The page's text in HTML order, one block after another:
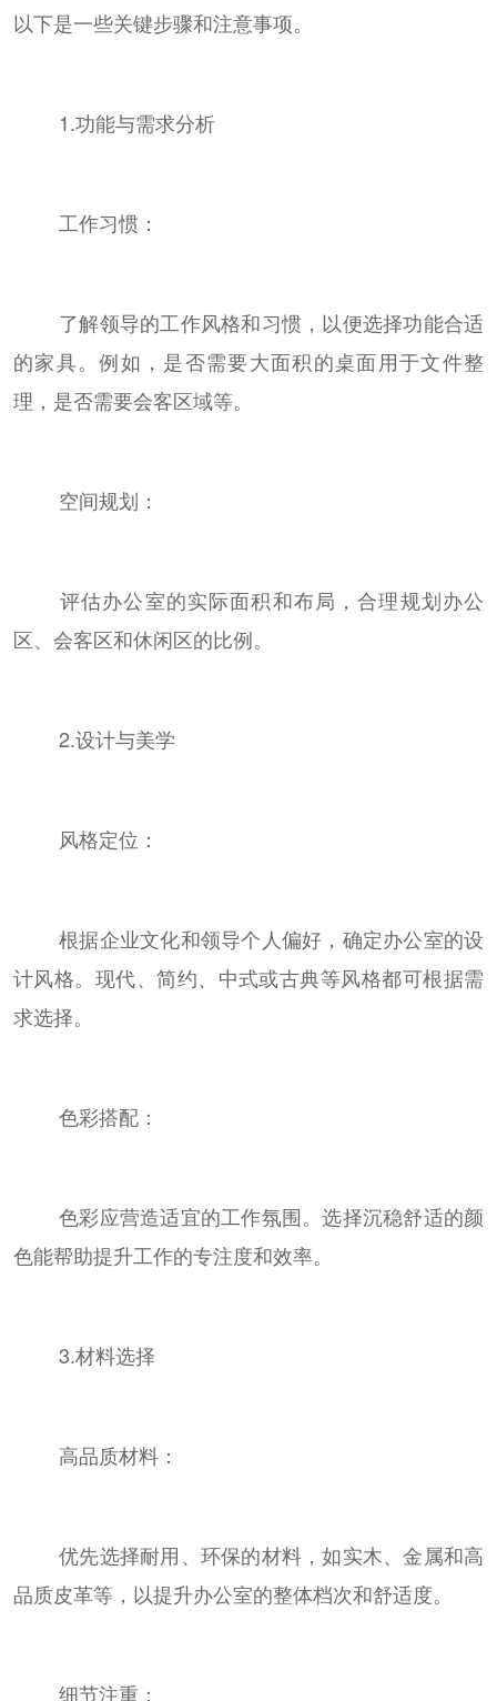
以下是一些关键步骤和注意事项。
1.功能与需求分析
工作习惯：
了解领导的工作风格和习惯，以便选择功能合适
的家具。例如，是否需要大面积的桌面用于文件整
理，是否需要会客区域等。
空间规划：
评估办公室的实际面积和布局，合理规划办公
区、会客区和休闲区的比例。
2.设计与美学
风格定位：
根据企业文化和领导个人偏好，确定办公室的设
计风格。现代、简约、中式或古典等风格都可根据需
求选择。
色彩搭配：
色彩应营造适宜的工作氛围。选择沉稳舒适的颜
色能帮助提升工作的专注度和效率。
3.材料选择
高品质材料：
优先选择耐用、环保的材料，如实木、金属和高
品质皮革等，以提升办公室的整体档次和舒适度。
细节注重：